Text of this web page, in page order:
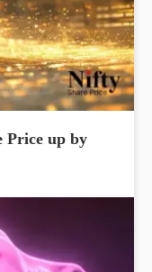
Price up by